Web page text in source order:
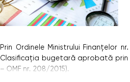
Prin Ordinele Ministrului Finanțelor
Clasificația bugetară aprobată prin
– OMF nr. 208/2015).